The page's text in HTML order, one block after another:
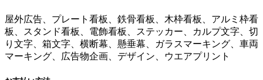
屋外広告、プレート看板、鉄骨看板、木枠看板、アルミ枠看
板、スタンド看板、電飾看板、ステッカー、カルプ文字、切
り文字、箱文字、横断幕、懸垂幕、ガラスマーキング、車両
マーキング、広告物企画、デザイン、ウエアプリント